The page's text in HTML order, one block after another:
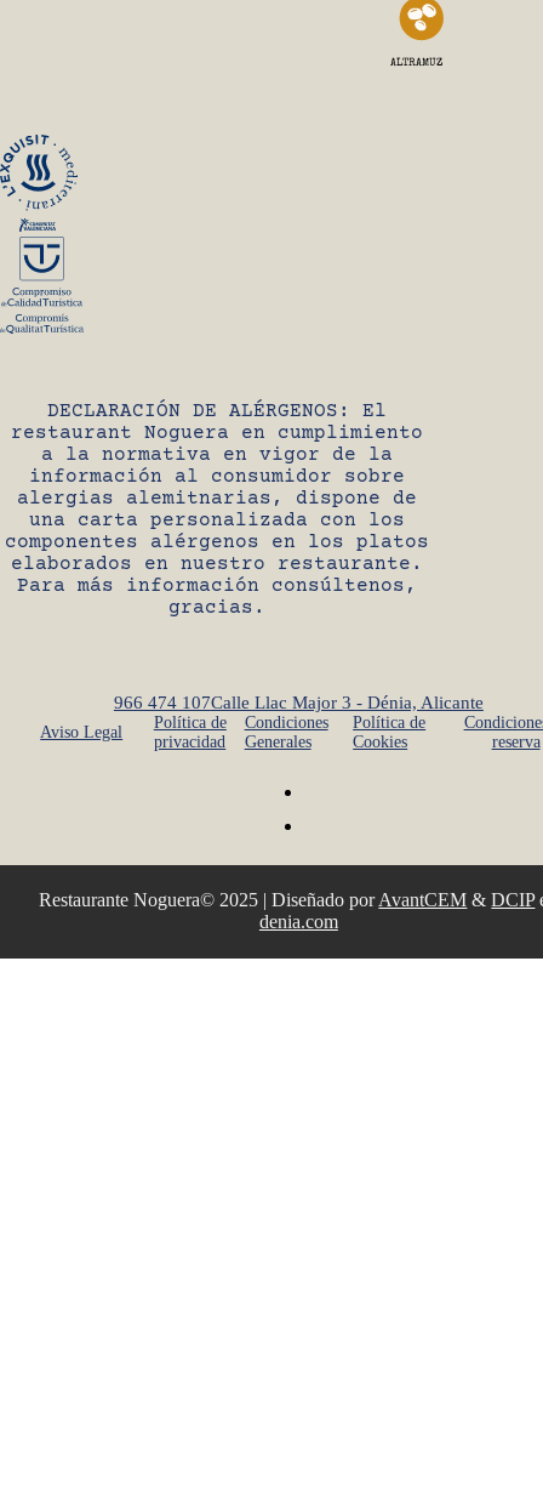
ALTRAMUZ
DECLARACIÓN DE ALÉRGENOS: El
restaurant Noguera en cumplimiento
a la normativa en vigor de la
información al consumidor sobre
alergias alemitnarias, dispone de
una carta personalizada con los
componentes alérgenos en los platos
elaborados en nuestro restaurante.
Para más información consúltenos,
gracias.
966 474 107Calle Llac Major 3 - Dénia, Alicante
Aviso Legal
Política de
privacidad
Condiciones
Generales
Política de
Cookies
reserva
Restaurante Noguera© 2025 | Diseñado porAvantCEM &DCIP
denia.com